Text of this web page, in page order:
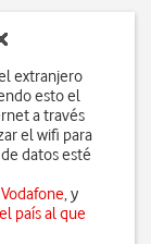
extranjero
esto el
a través
el wifi para
datos esté
, y
país al que